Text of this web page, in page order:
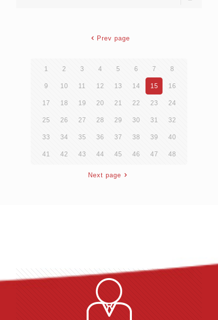
Prev page
1 2 3 4 5 6 7 8
9 10 11 12 13 14 15 16
17 18 19 20 21 22 23 24
25 26 27 28 29 30 31 32
33 34 35 36 37 38 39 40
41 42 43 44 45 46 47 48
Next page